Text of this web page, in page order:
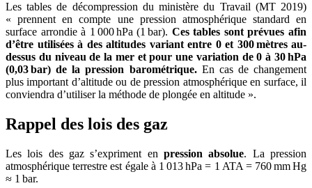
Les tables de décompression du ministère du Travail (MT 2019)
« prennent en compte une pression atmosphérique standard en
surface arrondie à 1 000 hPa (1 bar). Ces tables sont prévues afin
d’être utilisées à des altitudes variant entre 0 et 300 mètres au-
dessus du niveau de la mer et pour une variation de 0 à 30hPa
(0,03bar) de la pression barométrique. En cas de changement
plus important d’altitude ou de pression atmosphérique en surface, il
conviendra d’utiliser la méthode de plongée en altitude ».
Rappel des lois des gaz
Les lois des gaz s’expriment en pression absolue. La pression
atmosphérique terrestre est égale à 1 013 hPa = 1 ATA = 760 mm Hg
≈ 1 bar.